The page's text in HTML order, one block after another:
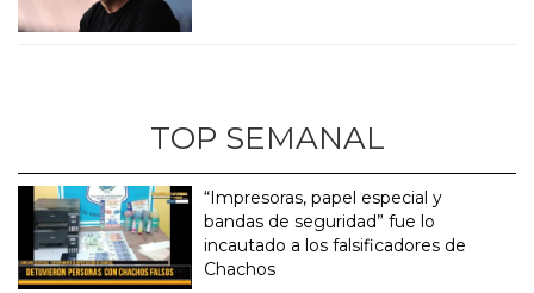
TOP SEMANAL
“Impresoras, papel especial y
bandas de seguridad” fue lo
incautado a los falsificadores de
Chachos